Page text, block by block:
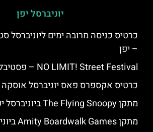
יוניברסל יפן
כרטיס כניסה מרובה ימים ליוניברסל
– יפן
NO LIMIT! Street Festival – פסטיבל ביוניברסל יפן
כרטיס אקספרס פאס יוניברסל אוסקה
מתקן The Flying Snoopy ביוניברסל יפן
מתקן Amity Boardwalk Games ביוניברסל יפן